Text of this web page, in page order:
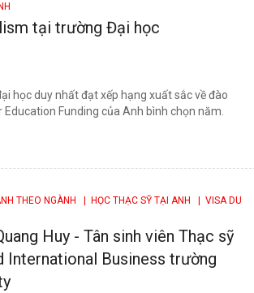
tại trường Đại học
học duy nhất đạt xếp hạng xuất sắc về đào
Funding của Anh bình chọn năm.
THEO NGÀNH | HỌC THẠC SỸ TẠI ANH
| VISA DU
Huy - Tân sinh viên Thạc sỹ
International Business trường